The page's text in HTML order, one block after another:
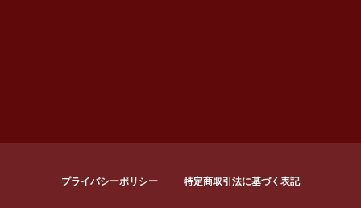
プライバシーポリシー 特定商取引法に基づく表記